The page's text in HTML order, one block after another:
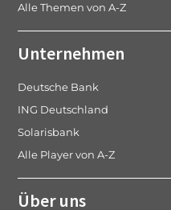
Alle Themen von A-Z
Unternehmen
Deutsche Bank
ING Deutschland
Solarisbank
Alle Player von A-Z
Über uns